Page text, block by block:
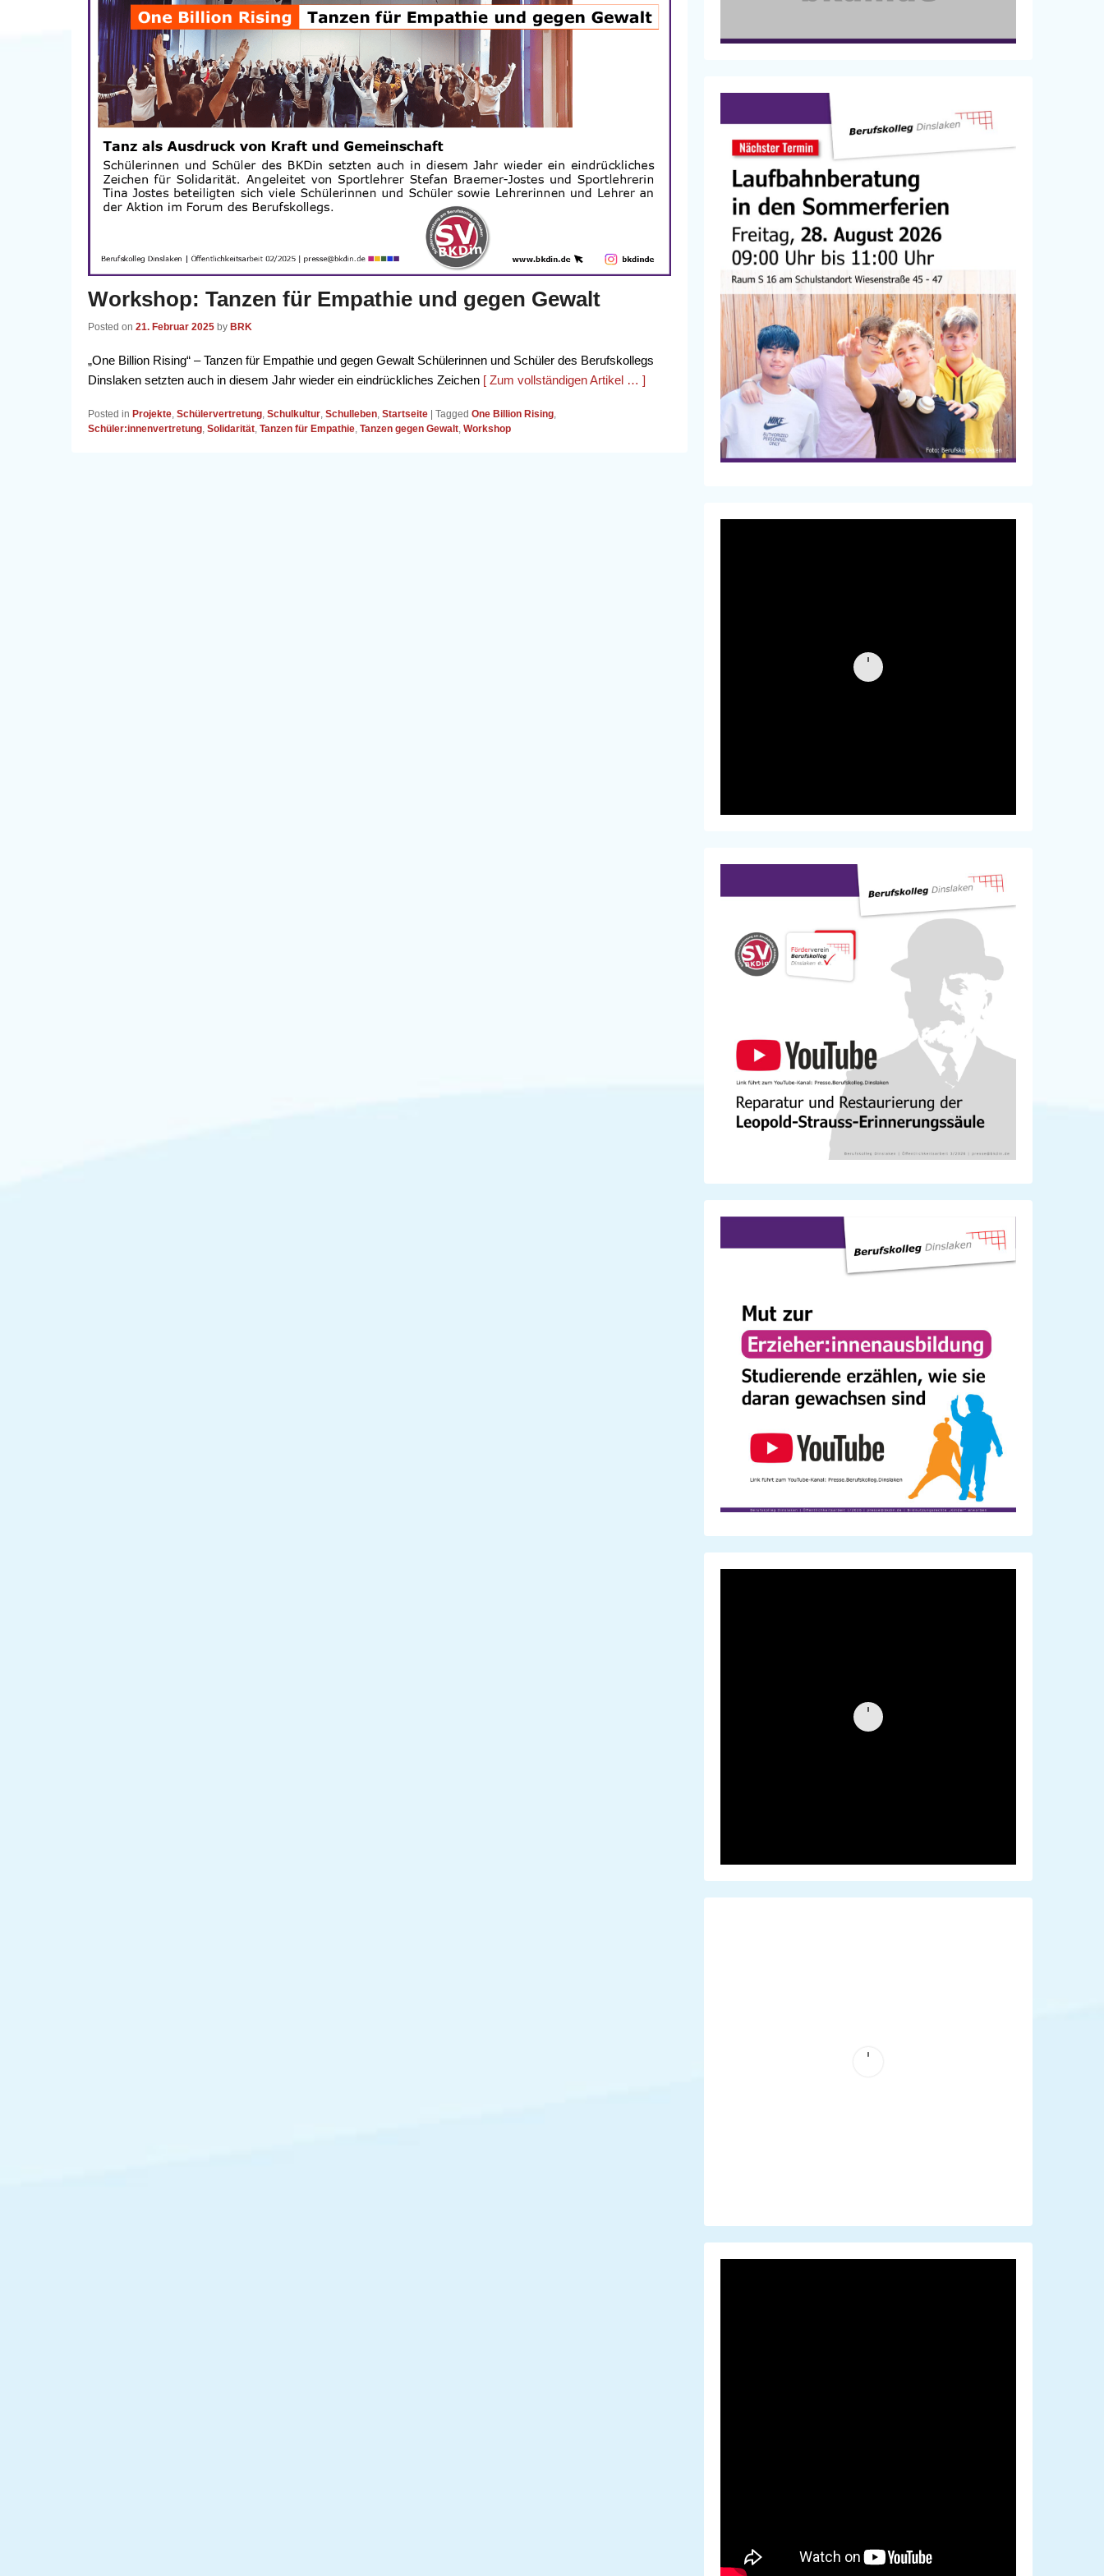
Workshop: Tanzen für Empathie und gegen Gewalt
Posted on 21. Februar 2025 by BRK
„One Billion Rising“ – Tanzen für Empathie und gegen Gewalt Schülerinnen und Schüler des Berufskollegs
Dinslaken setzten auch in diesem Jahr wieder ein eindrückliches Zeichen [ Zum vollständigen Artikel … ]
Posted in Projekte, Schülervertretung, Schulkultur, Schulleben, Startseite Tagged One Billion Rising,
Schüler:innenvertretung, Solidarität, Tanzen für Empathie, Tanzen gegen Gewalt, Workshop